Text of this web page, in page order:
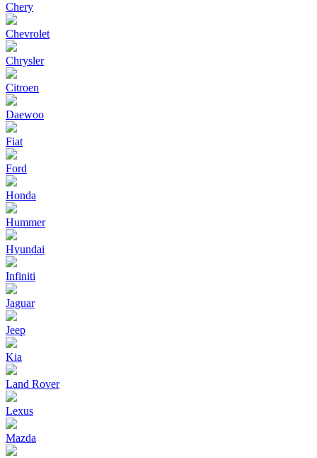
Chery
Chevrolet
Chrysler
Citroen
Daewoo
Fiat
Ford
Honda
Hummer
Hyundai
Infiniti
Jaguar
Jeep
Kia
Land Rover
Lexus
Mazda